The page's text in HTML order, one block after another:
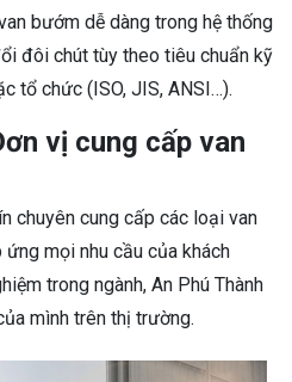
bướm dễ dàng trong hệ thống
đôi chút tùy theo tiêu chuẩn kỹ
tổ chức (ISO, JIS, ANSI…).
vị cung cấp van
chuyên cung cấp các loại van
mọi nhu cầu của khách
trong ngành, An Phú Thành
mình trên thị trường.